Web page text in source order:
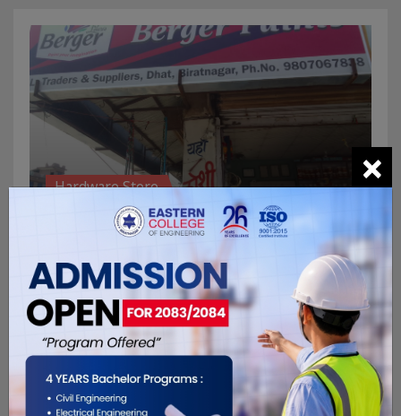
Hardware Store
DL traders and Suppliers
Dhhat,Brt-4
×